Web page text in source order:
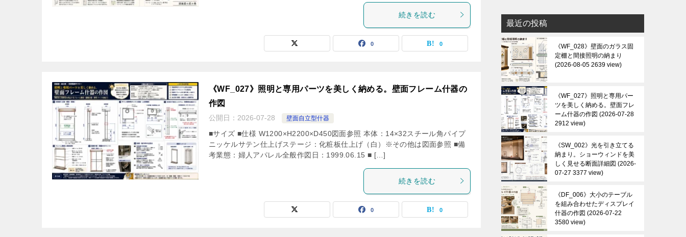
続きを読む
0 0
《WF_027》照明と専用パーツを美しく納める。壁面フレーム什器の
作図
公開日： 2026-07-28 壁面自立型什器
■サイズ ■仕様 W1200×H2200×D450図面参照 本体：14×32スチール角パイプ
ニッケルサテン仕上げステージ：化粧板仕上げ（白）※その他は図面参照 ■備
考業態：婦人アパレル全般作図日：1999.06.15 ■ […]
続きを読む
0 0
最近の投稿
《WF_028》壁面のガラス固
定棚と間接照明の納まり
2026-08-05 2639 view
《WF_027》照明と専用パー
ツを美しく納める。壁面フレ
ーム什器の作図 2026-07-28
2912 view
《SW_002》光を引き立てる
納まり。ショーウィンドを美
しく見せる断面詳細図 2026-
07-27 3377 view
《DF_006》大小のテーブル
を組み合わせたディスプレイ
什器の作図 2026-07-22
3580 view